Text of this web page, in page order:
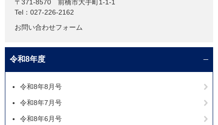
〒371-8570
前橋市大手町1-1-1
Tel：027-226-2162
お問い合わせフォーム
令和8年度
令和8年8月号
令和8年7月号
令和8年6月号